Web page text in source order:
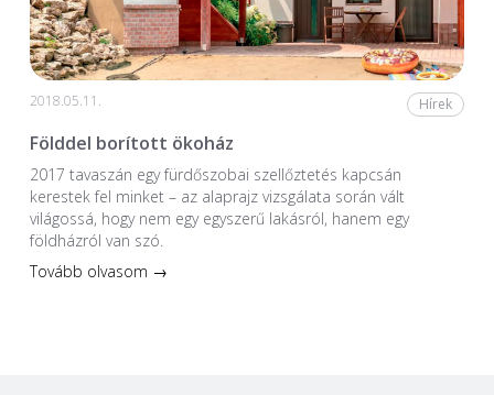
2018.05.11. Hírek
Földdel borított ökoház
2017 tavaszán egy fürdőszobai szellőztetés kapcsán
kerestek fel minket – az alaprajz vizsgálata során vált
világossá, hogy nem egy egyszerű lakásról, hanem egy
földházról van szó.
Tovább olvasom →